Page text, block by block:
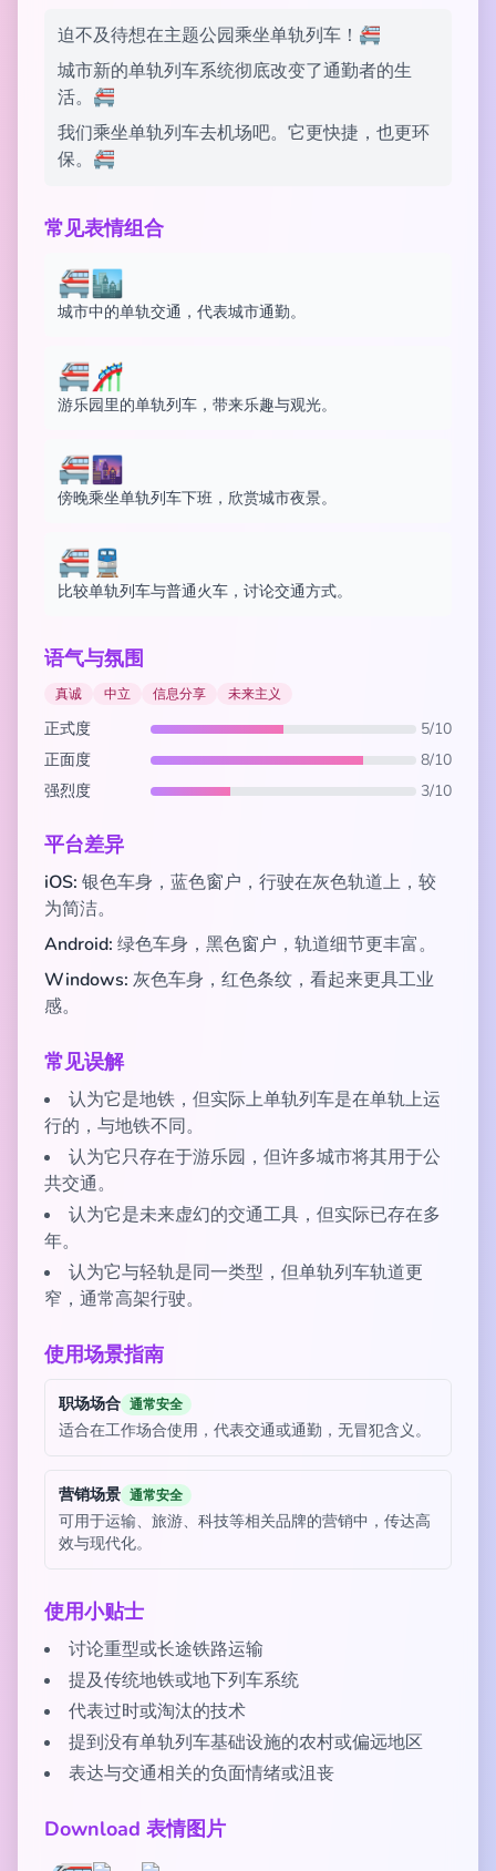
迫不及待想在主题公园乘坐单轨列车！🚝
城市新的单轨列车系统彻底改变了通勤者的生
活。🚝
我们乘坐单轨列车去机场吧。它更快捷，也更环
保。🚝
常见表情组合
🚝🏙️
城市中的单轨交通，代表城市通勤。
🚝🎢
游乐园里的单轨列车，带来乐趣与观光。
🚝🌆
傍晚乘坐单轨列车下班，欣赏城市夜景。
🚝🚆
比较单轨列车与普通火车，讨论交通方式。
语气与氛围
真诚 中立 信息分享 未来主义
正式度
5/10
正面度
8/10
强烈度
3/10
平台差异
iOS: 银色车身，蓝色窗户，行驶在灰色轨道上，较
为简洁。
Android: 绿色车身，黑色窗户，轨道细节更丰富。
Windows: 灰色车身，红色条纹，看起来更具工业
感。
常见误解
认为它是地铁，但实际上单轨列车是在单轨上运
行的，与地铁不同。
认为它只存在于游乐园，但许多城市将其用于公
共交通。
认为它是未来虚幻的交通工具，但实际已存在多
年。
认为它与轻轨是同一类型，但单轨列车轨道更
窄，通常高架行驶。
使用场景指南
职场场合 通常安全
适合在工作场合使用，代表交通或通勤，无冒犯含义。
营销场景 通常安全
可用于运输、旅游、科技等相关品牌的营销中，传达高
效与现代化。
使用小贴士
讨论重型或长途铁路运输
提及传统地铁或地下列车系统
代表过时或淘汰的技术
提到没有单轨列车基础设施的农村或偏远地区
表达与交通相关的负面情绪或沮丧
Download 表情图片